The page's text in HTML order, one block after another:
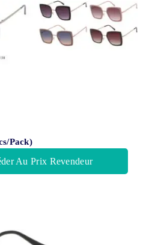
Pack)
Au Prix Revendeur